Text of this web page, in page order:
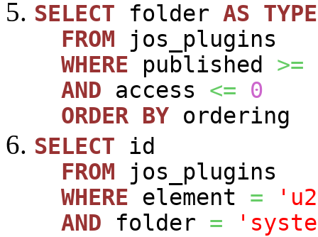
SELECT folder AS TYPE
FROM jos_plugins
WHERE published >=
AND access <=
0
ORDER BY ordering
SELECT id
FROM jos_plugins
WHERE element =
AND folder =